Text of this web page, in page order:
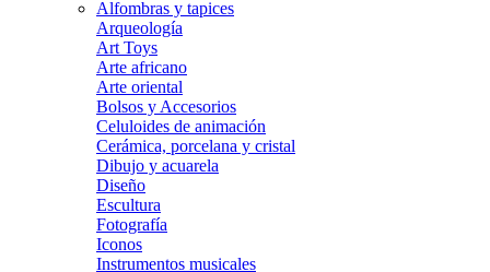
Alfombras y tapices
Arqueología
Art Toys
Arte africano
Arte oriental
Bolsos y Accesorios
Celuloides de animación
Cerámica, porcelana y cristal
Dibujo y acuarela
Diseño
Escultura
Fotografía
Iconos
Instrumentos musicales